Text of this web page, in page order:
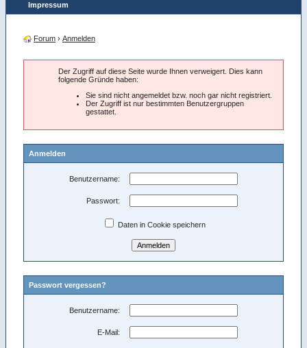
Impressum
Forum › Anmelden
Der Zugriff auf diese Seite wurde Ihnen verweigert. Dies kann
folgende Gründe haben:
Sie sind nicht angemeldet bzw. noch gar nicht registriert.
Der Zugriff ist nur bestimmten Benutzergruppen
gestattet.
Anmelden
Benutzername:
Passwort:
Daten in Cookie speichern
Passwort vergessen?
Benutzername:
E-Mail: